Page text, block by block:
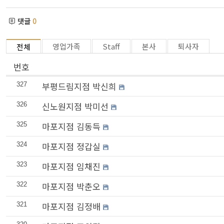
댓글 0
전체 영업가족 Staff 본사 퇴사자
번호
327 부평드림지점 박신희
326 신노원지점 박미선
325 마포지점 김동득
324 마포지점 정갑실
323 마포지점 임채진
322 마포지점 박춘오
321 마포지점 김정배